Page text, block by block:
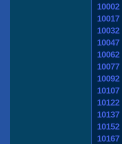
10002
10017
10032
10047
10062
10077
10092
10107
10122
10137
10152
10167